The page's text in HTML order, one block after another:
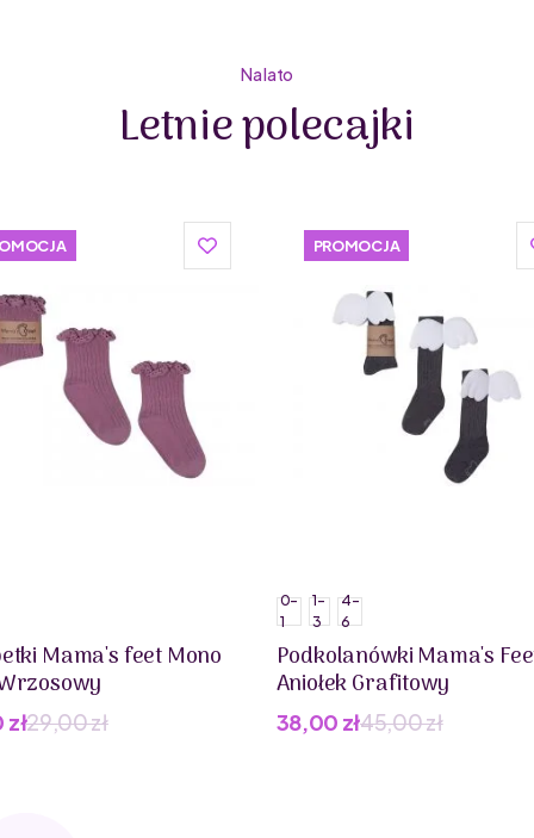
Na lato
Letnie polecajki
Mama's feet Mono
29,00zł
zł
PROMOCJA
0-
1
1-
3
4-
6
Podkolanówki Mama's
Aniołek Grafitowy
45,00zł
Pierwotna
38,00 zł
Aktualna